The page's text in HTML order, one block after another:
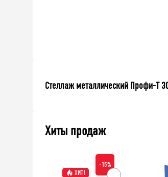
Стеллаж металлический Профи-Т
Хиты продаж
ХИТ!
-15%